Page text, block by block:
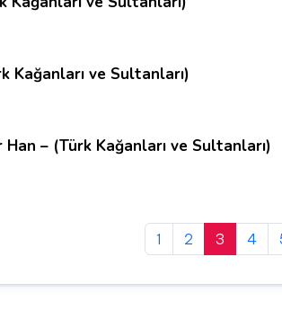
Kağanları ve Sultanları)
Han – (Türk Kağanları ve Sultanları)
1 2 3 4